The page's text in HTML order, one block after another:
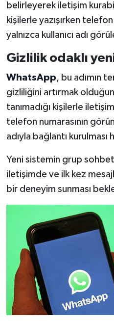
belirleyerek iletişim
kişilerle yazışırken
yalnızca kullanıcı adı
Gizlilik odaklı
WhatsApp, bu adımın
gizliliğini artırmak
tanımadığı kişilerle
telefon numarasının
adıyla bağlantı
Yeni sistemin grup
iletişimde ve ilk kez
bir deneyim sunması